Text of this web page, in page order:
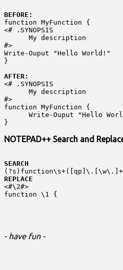
BEFORE:
function MyFunction {
<# .SYNOPSIS
My description
#>
Write-Ouput "Hello World!"
}
AFTER:
<# .SYNOPSIS
My description
#>
function MyFunction {
Write-Ouput "Hello
}
NOTEPAD++ Search and
SEARCH
REPLACE
<#\2#>
function \1 {
- have fun -